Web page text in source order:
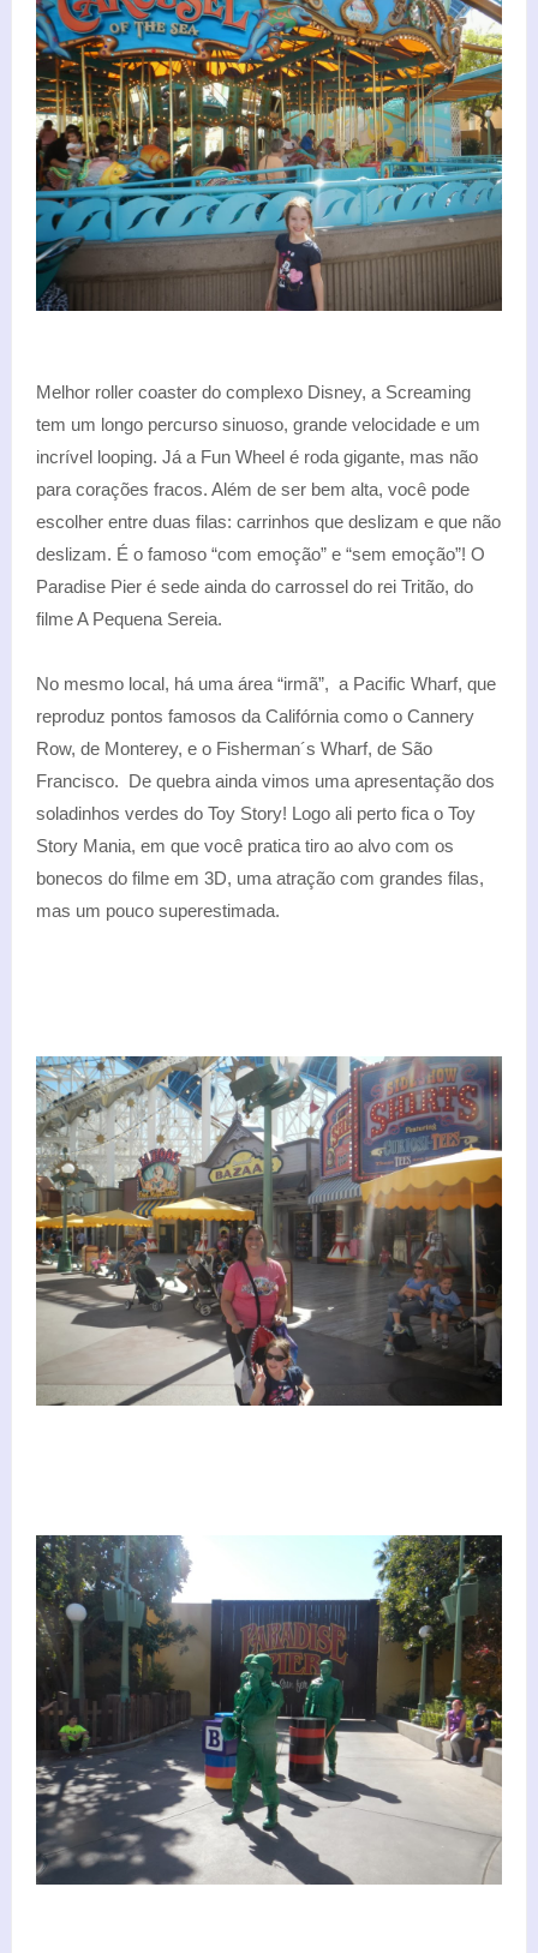
Melhor roller coaster do complexo Disney, a Screaming
tem um longo percurso sinuoso, grande velocidade e um
incrível looping. Já a Fun Wheel é roda gigante, mas não
para corações fracos. Além de ser bem alta, você pode
escolher entre duas filas: carrinhos que deslizam e que não
deslizam. É o famoso “com emoção” e “sem emoção”! O
Paradise Pier é sede ainda do carrossel do rei Tritão, do
filme A Pequena Sereia.
No mesmo local, há uma área “irmã”, a Pacific Wharf, que
reproduz pontos famosos da Califórnia como o Cannery
Row, de Monterey, e o Fisherman´s Wharf, de São
Francisco. De quebra ainda vimos uma apresentação dos
soladinhos verdes do Toy Story! Logo ali perto fica o Toy
Story Mania, em que você pratica tiro ao alvo com os
bonecos do filme em 3D, uma atração com grandes filas,
mas um pouco superestimada.